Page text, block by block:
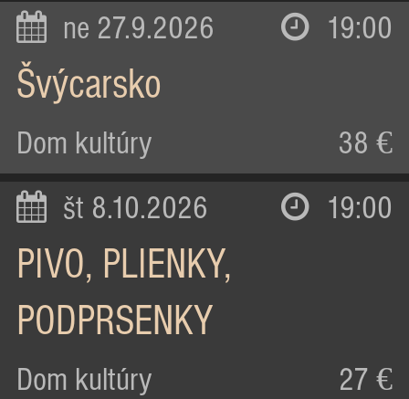
ne 27.9.2026 19:00
Švýcarsko
Dom kultúry 38 €
št 8.10.2026 19:00
PIVO, PLIENKY,
PODPRSENKY
Dom kultúry 27 €